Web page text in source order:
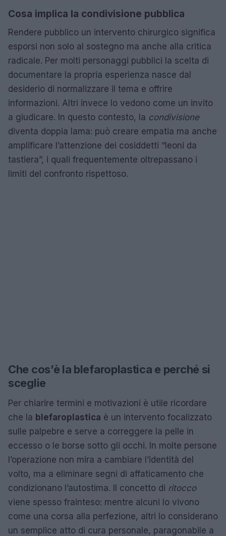
Cosa implica la condivisione pubblica
Rendere pubblico un intervento chirurgico significa
esporsi non solo al sostegno ma anche alla critica
radicale. Per molti personaggi pubblici la scelta di
documentare la propria esperienza nasce dal
desiderio di normalizzare il tema e offrire
informazioni. Altri invece lo vedono come un invito
a giudicare. In questo contesto, la condivisione
diventa doppia lama: può creare empatia ma anche
amplificare l’attenzione dei cosiddetti “leoni da
tastiera”, i quali frequentemente oltrepassano i
limiti del confronto rispettoso.
Che cos’è la blefaroplastica e perché si
sceglie
Per chiarire termini e motivazioni è utile ricordare
che la blefaroplastica è un intervento focalizzato
sulle palpebre e serve a correggere la pelle in
eccesso o le borse sotto gli occhi. In molte persone
l’operazione non mira a cambiare l’identità del
volto, ma a eliminare segni di affaticamento che
condizionano l’autostima. Il concetto di ritocco
viene spesso frainteso: mentre alcuni lo vivono
come una corsa alla perfezione, altri lo considerano
un semplice atto di cura personale, paragonabile a